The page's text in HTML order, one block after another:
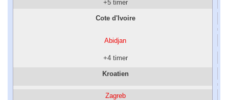
+5 timer
Cote d'Ivoire
Abidjan
+4 timer
Kroatien
Zagreb